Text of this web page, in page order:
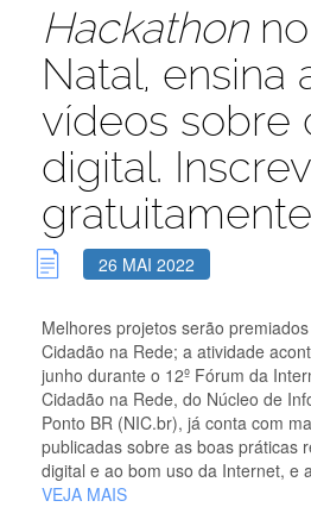
Hackathonno
Natal, ensina
vídeos sobre
digital.
gratuitamente
26 MAI 2022
Melhores projetos serão
Cidadão na Rede; a atividade
junho durante o 12º Fórum da
Cidadão na Rede, do Núcleo de
Ponto BR (NIC.br), já conta com
publicadas sobre as boas práticas
digital e ao bom uso da Internet, e
VEJA MAIS